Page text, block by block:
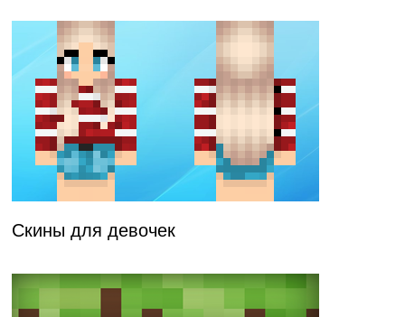
Скины для девочек